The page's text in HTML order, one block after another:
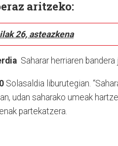
aritzeko:
26, asteazkena
Saharar herriaren
Solasaldia liburutegian.
udan saharako umeak
partekatzera.